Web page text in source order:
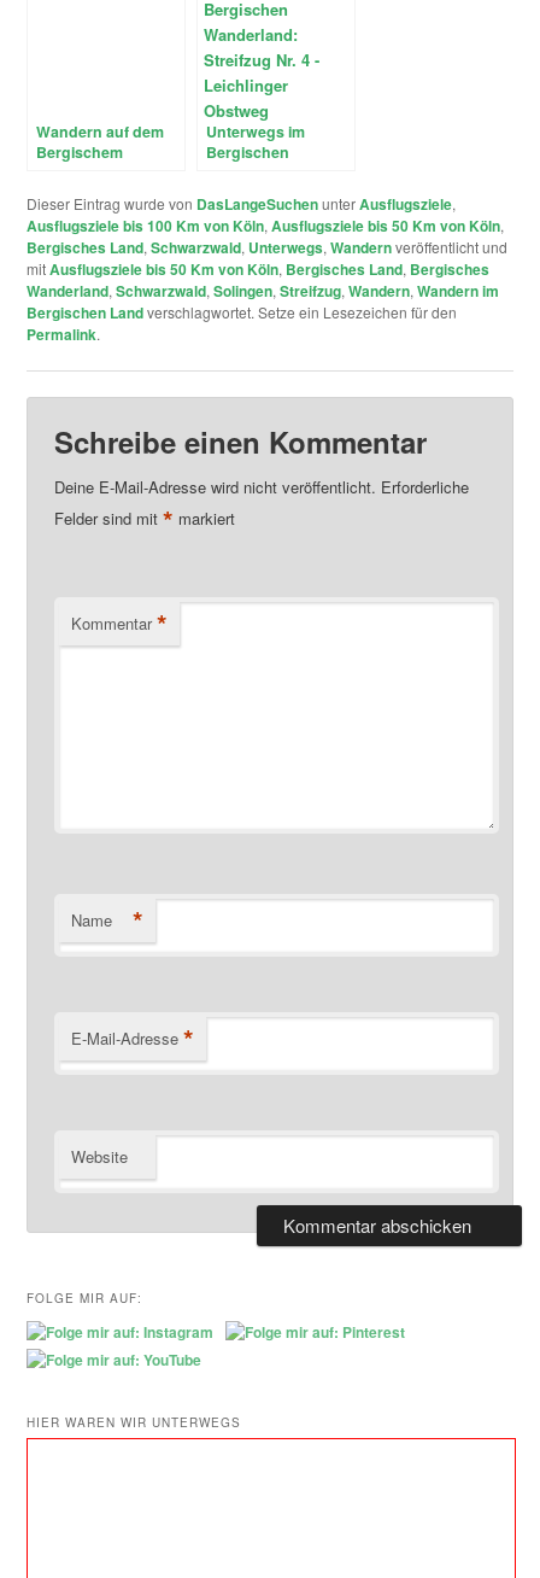
Wandern auf dem
Bergischem
Unterwegs im
Bergischen
Leichlinger
Obstweg
Dieser Eintrag wurde von DasLangeSuchenunterAusflugsziele,
Ausflugsziele bis 100 Km von Köln,Ausflugsziele bis 50 Km von Köln,
Bergisches Land,Schwarzwald, Unterwegs,Wandernveröffentlicht und
mitAusflugsziele bis 50 Km von Köln, Bergisches Land, Bergisches
Wanderland,Schwarzwald,Solingen,Streifzug,Wandern,Wandern im
Bergischen Landverschlagwortet. Setze ein Lesezeichen für den
Permalink.
Schreibe einen Kommentar
Deine E-Mail-Adresse wird nicht veröffentlicht. Erforderliche
Felder sind mit * markiert
Kommentar *
Name *
E-Mail-Adresse *
Website
FOLGE MIR AUF:
HIER WAREN WIR UNTERWEGS